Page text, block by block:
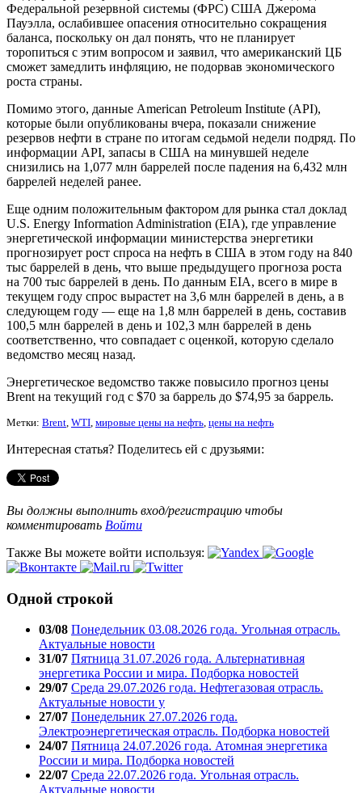
Федеральной резервной системы (ФРС) США Джерома
Пауэлла, ослабившее опасения относительно сокращения
баланса, поскольку он дал понять, что не планирует
торопиться с этим вопросом и заявил, что американский ЦБ
сможет замедлить инфляцию, не подорвав экономического
роста страны.
Помимо этого, данные American Petroleum Institute (API),
которые были опубликованы вчера, показали снижение
резервов нефти в стране по итогам седьмой недели подряд. По
информации API, запасы в США на минувшей неделе
снизились на 1,077 млн баррелей после падения на 6,432 млн
баррелей неделей ранее.
Еще одним положительным фактором для рынка стал доклад
U.S. Energy Information Administration (EIA), где управление
энергетической информации министерства энергетики
прогнозирует рост спроса на нефть в США в этом году на 840
тыс баррелей в день, что выше предыдущего прогноза роста
на 700 тыс баррелей в день. По данным EIA, всего в мире в
текущем году спрос вырастет на 3,6 млн баррелей в день, а в
следующем году — еще на 1,8 млн баррелей в день, составив
100,5 млн баррелей в день и 102,3 млн баррелей в день
соответственно, что совпадает с оценкой, которую сделало
ведомство месяц назад.
Энергетическое ведомство также повысило прогноз цены
Brent на текущий год с $70 за баррель до $74,95 за баррель.
Метки: Brent WTI мировые цены на нефть цены на нефть
Интересная статья? Поделитесь ей с друзьями:
Вы должны выполнить вход/регистрацию чтобы
комментировать Войти
Также Вы можете войти используя:
Одной строкой
03/08 Понедельник 03.08.2026 года. Угольная отрасль.
Актуальные новости
31/07 Пятница 31.07.2026 года. Альтернативная
энергетика России и мира. Подборка новостей
29/07 Среда 29.07.2026 года. Нефтегазовая отрасль.
Актуальные новости у
27/07 Понедельник 27.07.2026 года.
Электроэнергетическая отрасль. Подборка новостей
24/07 Пятница 24.07.2026 года. Атомная энергетика
России и мира. Подборка новостей
22/07 Среда 22.07.2026 года. Угольная отрасль.
Актуальные новости